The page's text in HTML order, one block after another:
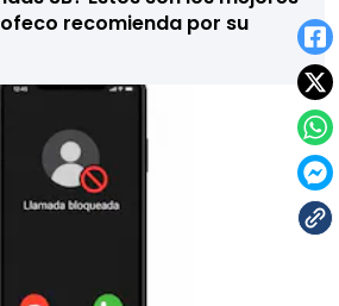
recomienda por su